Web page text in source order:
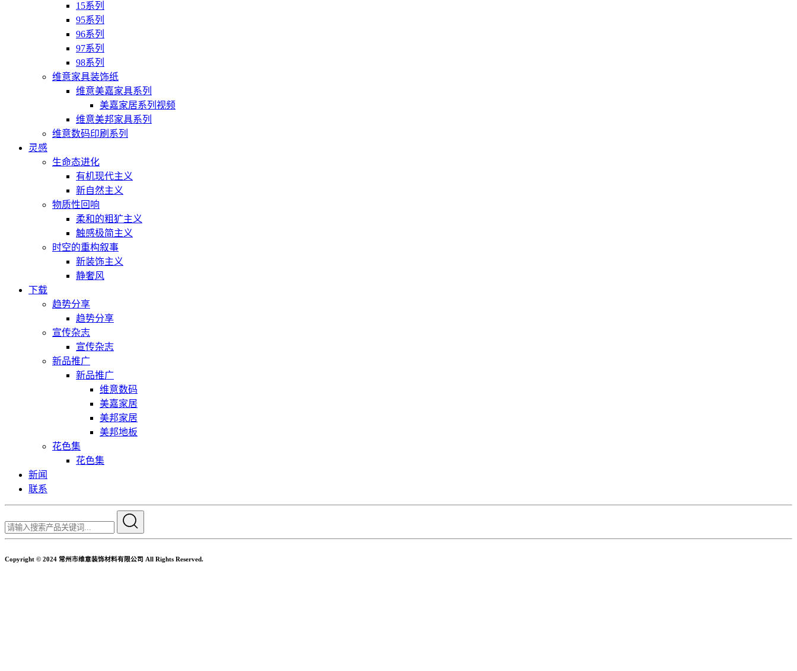
15系列
95系列
96系列
97系列
98系列
维意家具装饰纸
维意美嘉家具系列
美嘉家居系列视频
维意美邦家具系列
维意数码印刷系列
灵感
生命态进化
有机现代主义
新自然主义
物质性回响
柔和的粗犷主义
触感极简主义
时空的重构叙事
新装饰主义
静奢风
下载
趋势分享
趋势分享
宣传杂志
宣传杂志
新品推广
新品推广
维意数码
美嘉家居
美邦家居
美邦地板
花色集
花色集
新闻
联系
Copyright © 2024 常州市维意装饰材料有限公司 All Rights Reserved.